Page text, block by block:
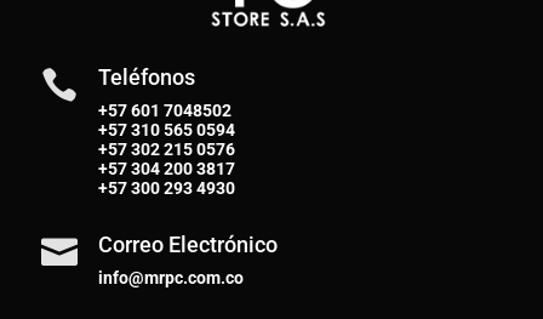
 Teléfonos
+57 601 7048502
+57310 565 0594
+57302 215 0576
+57304 200 3817
+57300 293 4930
 Correo Electrónico
info@mrpc.com.co